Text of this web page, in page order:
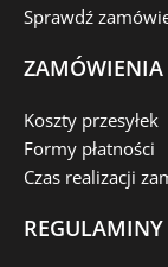
Sprawdź
ZAMÓWIENIA
Koszty przesyłek
Formy płatności
Czas realizacji
REGULAMINY